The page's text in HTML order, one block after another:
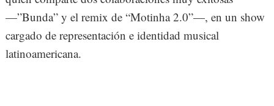
—”Bunda” y el remix de “Motinha 2.0”—, en un show
cargado de representación e identidad musical
latinoamericana.